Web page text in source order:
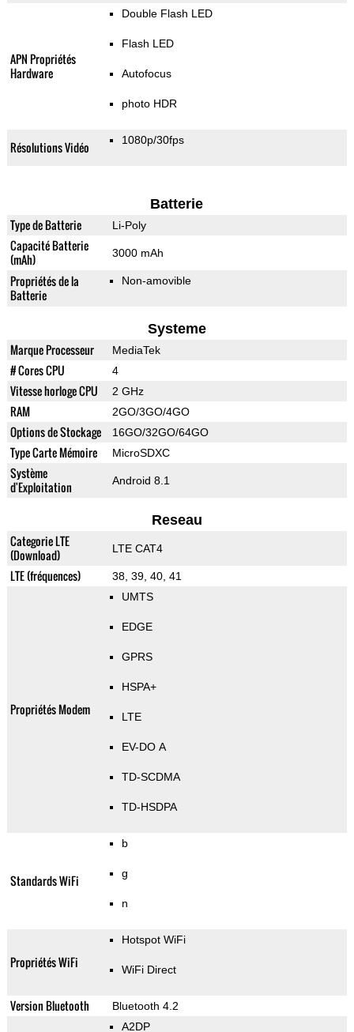
APN Propriétés
Hardware
Double Flash LED
Flash LED
Autofocus
photo HDR
Résolutions Vidéo 1080p/30fps
Batterie
Type de Batterie Li-Poly
Capacité Batterie
(mAh)
3000 mAh
Propriétés de la
Batterie
Non-amovible
Systeme
Marque Processeur MediaTek
# Cores CPU 4
Vitesse horloge CPU 2 GHz
RAM 2GO/3GO/4GO
Options de Stockage 16GO/32GO/64GO
Type Carte Mémoire MicroSDXC
Système
d'Exploitation
Android 8.1
Reseau
Categorie LTE
(Download)
LTE CAT4
LTE (fréquences) 38, 39, 40, 41
Propriétés Modem
UMTS
EDGE
GPRS
HSPA+
LTE
EV-DO A
TD-SCDMA
TD-HSDPA
Standards WiFi
b
g
n
Propriétés WiFi
Hotspot WiFi
WiFi Direct
Version Bluetooth
Bluetooth 4.2
A2DP